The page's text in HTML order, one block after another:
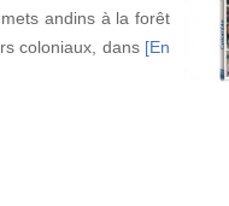
andins à la forêt
coloniaux, dans [En